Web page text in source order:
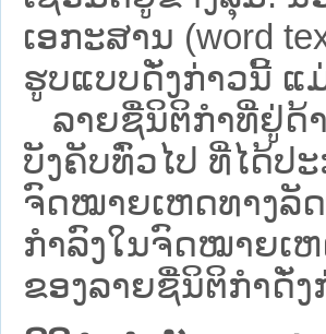
ເອກະສານ (word
ຮູບແບບດັ່ງກ່າວນີ້ ແ
ລາຍຊື່ນິຕິກຳທີ່ຢູ່ດ້
ບັງຄັບທົ່ວໄປ ທີ່ໄດ້ປ
ຈົດໝາຍເຫດທາງລັ
ກຳລົງໃນຈົດໝາຍເ
ຂອງລາຍຊື່ນິຕິກໍາດັ່ງ